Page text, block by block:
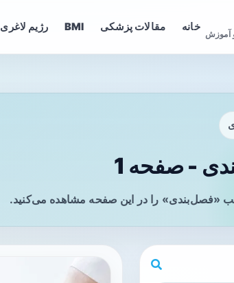
آموزش
خانه مقالات پزشکی BMI رژیم لاغری
- صفحه 1
«فصل‌بندی» را در این صفحه مشاهده می‌کنید.